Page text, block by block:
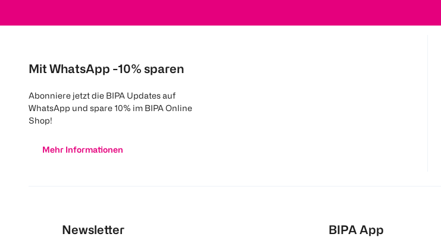
Mit WhatsApp -10% sparen
Abonniere jetzt die BIPA Updates auf
WhatsApp und spare 10% im BIPA Online
Shop!
Mehr Informationen
Newsletter BIPA App